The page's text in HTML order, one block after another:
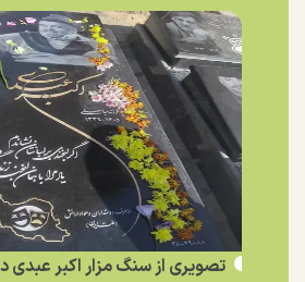
تصویری از سنگ مزار اکبر عبدی